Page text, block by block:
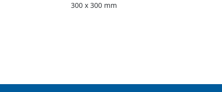
300 x 300 mm